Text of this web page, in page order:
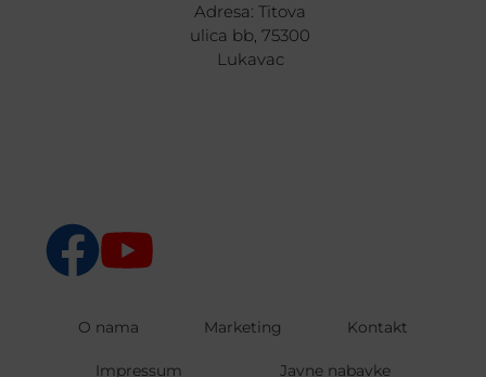
Adresa: Titova
ulica bb, 75300
Lukavac
O nama Marketing Kontakt
Impressum Javne nabavke